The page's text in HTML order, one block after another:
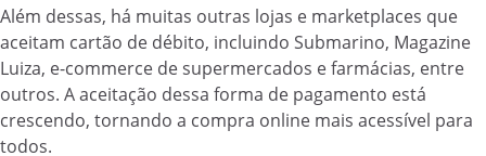
Além dessas, há muitas outras lojas e marketplaces que
aceitam cartão de débito, incluindo Submarino, Magazine
Luiza, e-commerce de supermercados e farmácias, entre
outros. A aceitação dessa forma de pagamento está
crescendo, tornando a compra online mais acessível para
todos.